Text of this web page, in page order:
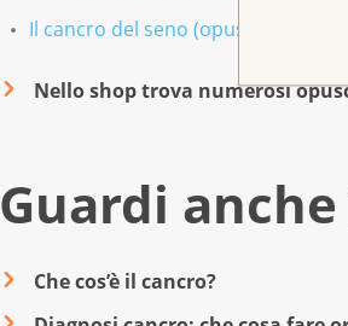
terapia antiormonale
terapie mirate
Il piano di trattamento può variare
Il cancro del seno (opuscolo)
Nello shop trova numerosi
Guardi
Che cos’è il cancro?